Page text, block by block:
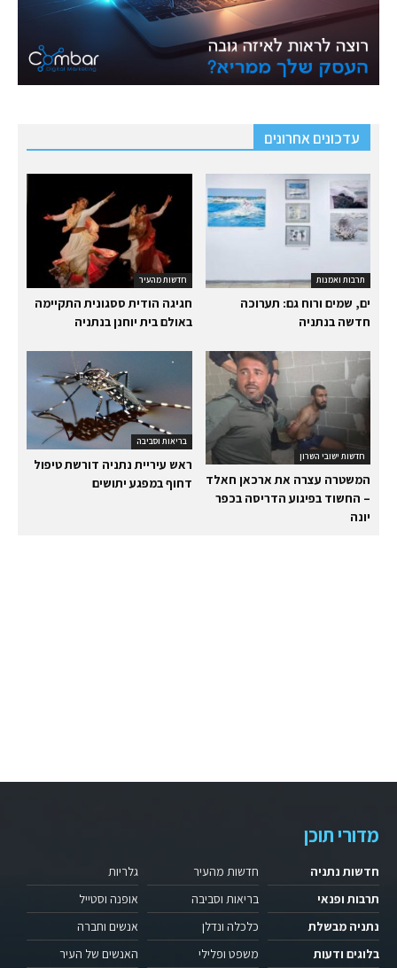
עדכונים אחרונים
חדשות מהעיר
חגיגה הודית ססגונית התקיימה
באולם בית יוחנן בנתניה
תרבות ואמנות
ים, שמים ורוח גם: תערוכה
חדשה בנתניה
בריאות וסביבה
ראש עיריית נתניה דורשת טיפול
דחוף במפגע יתושים
חדשות ישובי השרון
המשטרה עצרה את ארכאן חאלד
– החשוד בפיגוע הדריסה בכפר
יונה
מדורי תוכן
חדשות נתניה
תרבות ופנאי
נתניה מבשלת
בלוגים ודעות
חדשות מהעיר
בריאות וסביבה
כלכלה ונדלן
משפט ופלילי
גלריות
אופנה וסטייל
אנשים וחברה
האנשים של העיר